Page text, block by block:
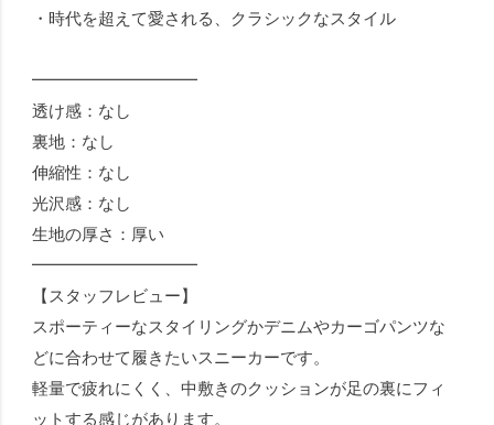
・時代を超えて愛される、クラシックなスタイル
━━━━━━━━━━
透け感：なし
裏地：なし
伸縮性：なし
光沢感：なし
生地の厚さ：厚い
━━━━━━━━━━
【スタッフレビュー】
スポーティーなスタイリングかデニムやカーゴパンツな
どに合わせて履きたいスニーカーです。
軽量で疲れにくく、中敷きのクッションが足の裏にフィ
ットする感じがあります。